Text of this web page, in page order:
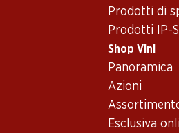
Prodotti di
Prodotti IP-
Shop Vini
Panoramica
Azioni
Esclusiva